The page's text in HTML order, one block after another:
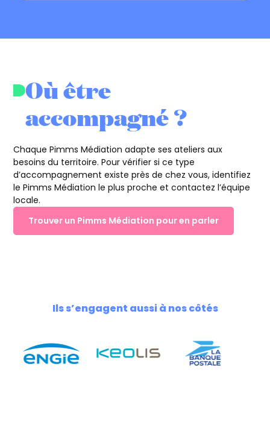
Où être
accompagné ?
Chaque Pimms Médiation adapte ses ateliers aux
besoins du territoire. Pour vérifier si ce type
d’accompagnement existe près de chez vous, identifiez
le Pimms Médiation le plus proche et contactez l’équipe
locale.
Trouver un Pimms Médiation pour en parler
Ils s’engagent aussi à nos côtés